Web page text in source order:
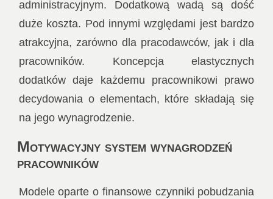
administracyjnym. Dodatkową wadą są dość
duże koszta. Pod innymi względami jest bardzo
atrakcyjna, zarówno dla pracodawców, jak i dla
pracowników. Koncepcja elastycznych
dodatków daje każdemu pracownikowi prawo
decydowania o elementach, które składają się
na jego wynagrodzenie.
Motywacyjny system wynagrodzeń
pracowników
Modele oparte o finansowe czynniki pobudzania